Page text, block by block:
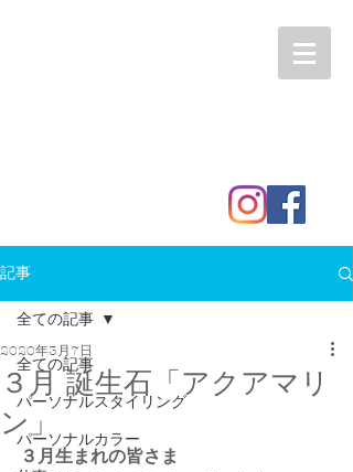
記事
全ての記事
パーソナルスタイリング
パーソナルカラー
全ての記事
３月 誕生石「アクアマリ
ン」
2020年3月7日
３月生まれの皆さま